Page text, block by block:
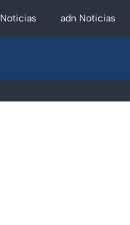
Noticias adn Noticias